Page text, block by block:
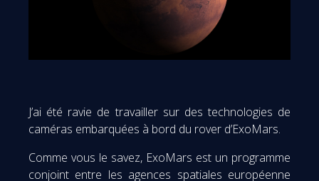
J’ai été ravie de travailler sur des technologies de
caméras embarquées à bord du rover d’ExoMars.
Comme vous le savez, ExoMars est un programme
conjoint entre les agences spatiales européenne